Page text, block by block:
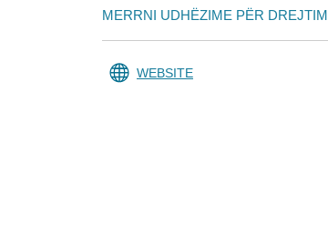
MERRNI UDHËZIME PËR DREJTIM
WEBSITE